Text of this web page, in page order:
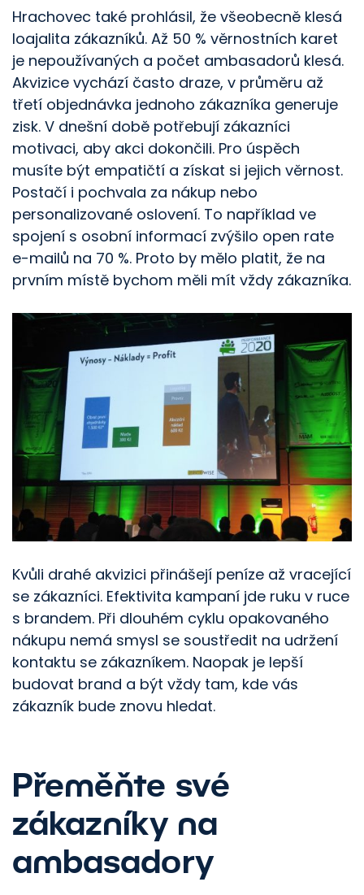
Hrachovec také prohlásil, že všeobecně klesá
loajalita zákazníků. Až 50 % věrnostních karet
je nepoužívaných a počet ambasadorů klesá.
Akvizice vychází často draze, v průměru až
třetí objednávka jednoho zákazníka generuje
zisk. V dnešní době potřebují zákazníci
motivaci, aby akci dokončili. Pro úspěch
musíte být empatičtí a získat si jejich věrnost.
Postačí i pochvala za nákup nebo
personalizované oslovení. To například ve
spojení s osobní informací zvýšilo open rate
e-mailů na 70 %. Proto by mělo platit, že na
prvním místě bychom měli mít vždy zákazníka.
Kvůli drahé akvizici přinášejí peníze až vracející
se zákazníci. Efektivita kampaní jde ruku v ruce
s brandem. Při dlouhém cyklu opakovaného
nákupu nemá smysl se soustředit na udržení
kontaktu se zákazníkem. Naopak je lepší
budovat brand a být vždy tam, kde vás
zákazník bude znovu hledat.
Přeměňte své
zákazníky na
ambasadory